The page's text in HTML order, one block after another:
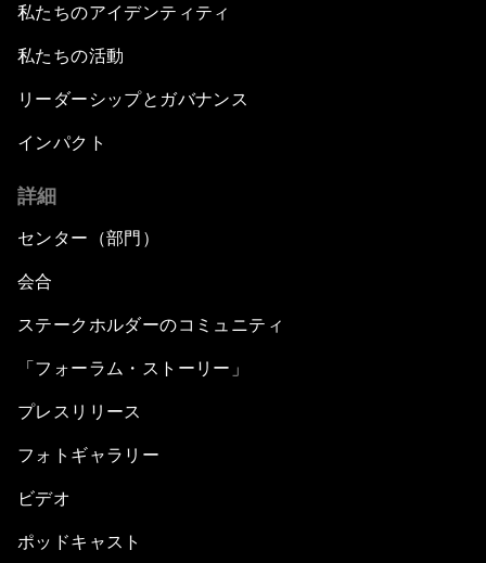
私たちのアイデンティティ
私たちの活動
リーダーシップとガバナンス
インパクト
詳細
センター（部門）
会合
ステークホルダーのコミュニティ
「フォーラム・ストーリー」
プレスリリース
フォトギャラリー
ビデオ
ポッドキャスト